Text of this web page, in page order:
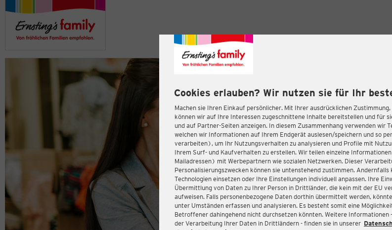
Cookies erlauben? Wir nutzen sie für Ihr
Machen sie Ihren Einkauf persönlicher. Mit Ihrer ausdrücklichen
können wir auf Ihre Interessen zugeschnittene Inhalte bereitstellen und für
und auf Partner-Seiten anzeigen. In diesem Zusammenhang verwenden wir
welchen wir Informationen auf Ihrem Endgerät auslesen/speichern und so
verarbeiten), um Ihr Nutzungsverhalten zu analysieren und Profile mit
Ihrem Surf- und Kaufverhalten zu erstellen. Wir teilen einzelne
Mailadressen) mit Werbepartnern wie sozialen Netzwerken. Dieser
Personalisierungszwecken können sie untenstehend zustimmen.
Technologien einsetzen oder Ihre Einstellungen individuell anpassen. Ihre
Übermittlung von Daten zu Ihrer Person in Drittländer, die kein mit der EU
aufweisen. Falls personenbezogene Daten dorthin übermittelt werden,
unter Umständen erfassen und analysieren. Es besteht somit eine
Betroffener dahingehend nicht durchsetzen könnten. Weitere Informationen
der Verarbeitung Ihrer Daten in Drittländern - finden sie in unserer